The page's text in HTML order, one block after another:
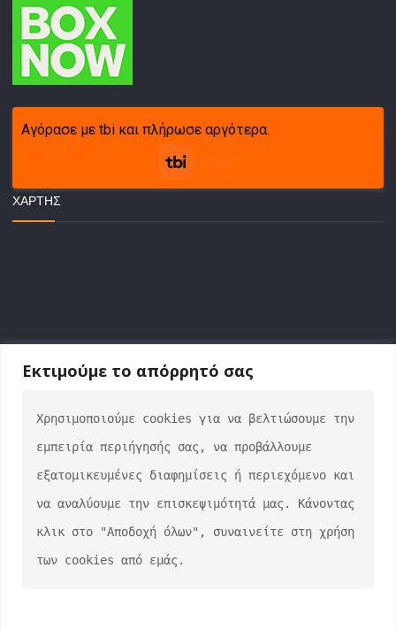
Εκτιμούμε το απόρρητό σας
Χρησιμοποιούμε cookies για να βελτιώσουμε την
εμπειρία περιήγησής σας, να προβάλλουμε
εξατομικευμένες διαφημίσεις ή περιεχόμενο και
να αναλύουμε την επισκεψιμότητά μας. Κάνοντας
κλικ στο "Αποδοχή όλων", συναινείτε στη χρήση
των cookies από εμάς.
Αγόρασε με tbi και πλήρωσε αργότερα.
ΧΆΡΤΗΣ
info@auto-verse.gr
2108317227
Δευτέρα - Παρασκευή 09:00 - 17:00
Σάββατο 10:00 - 15:00